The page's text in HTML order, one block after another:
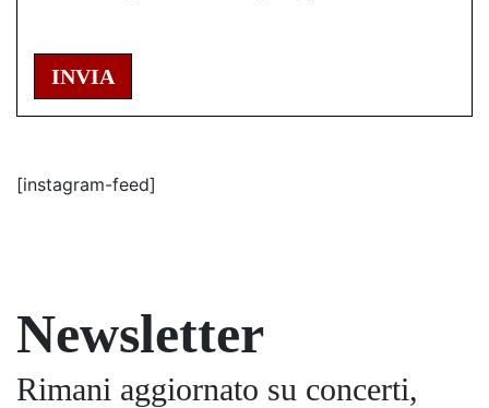
INVIA
[instagram-feed]
Newsletter
Rimani aggiornato su concerti,